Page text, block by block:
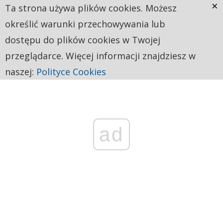
ad
Ta strona używa plików cookies. Możesz
określić warunki przechowywania lub
dostępu do plików cookies w Twojej
przeglądarce. Więcej informacji znajdziesz w
naszej: Polityce Cookies
×